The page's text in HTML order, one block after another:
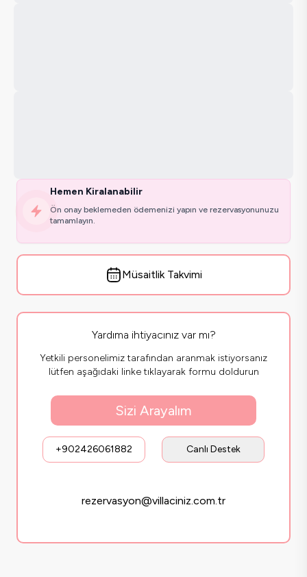
Hemen Kiralanabilir
Ön onay beklemeden ödemenizi yapın ve rezervasyonunuzu
tamamlayın.
Müsaitlik Takvimi
Yardıma ihtiyacınız var mı?
Yetkili personelimiz tarafından aranmak istiyorsanız
lütfen aşağıdaki linke tıklayarak formu doldurun
Sizi Arayalım
+902426061882 Canlı Destek
rezervasyon@villaciniz.com.tr